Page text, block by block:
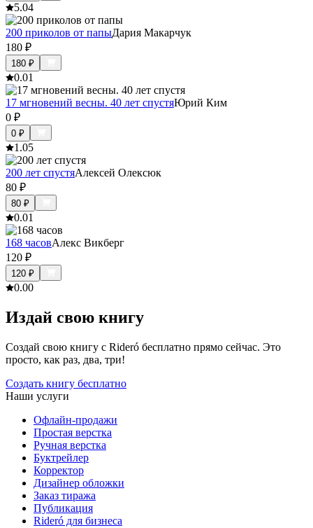
5.04
200 приколов от папыДария Макарчук
180 ₽
180 ₽
0.01
17 мгновений весны. 40 лет спустяЮрий Ким
0 ₽
0 ₽
1.05
200 лет спустяАлексей Олексюк
80 ₽
80 ₽
0.01
168 часовАлекс Викберг
120 ₽
120 ₽
0.00
Издай свою книгу
Создай свою книгу с Rideró бесплатно прямо сейчас. Это
просто, как раз, два, три!
Создать книгу бесплатно
Наши услуги
Офлайн-продажи
Простая верстка
Ручная верстка
Буктрейлер
Корректор
Дизайнер обложки
Заказ тиража
Публикация
Rideró для бизнеса